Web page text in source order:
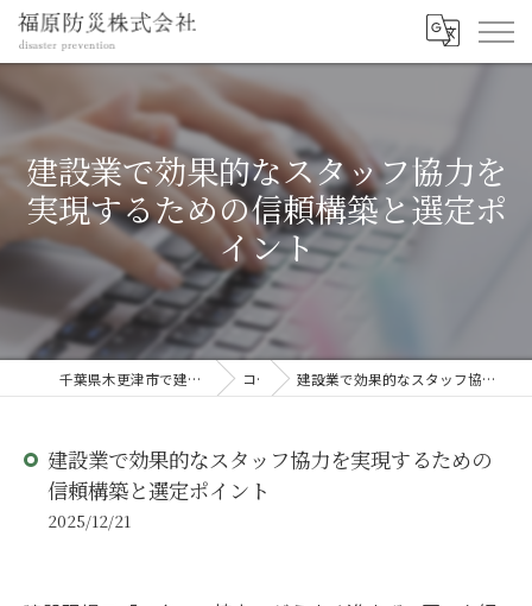
建設業で効果的なスタッフ協力を
実現するための信頼構築と選定ポ
イント
千葉県木更津市で建設の求人なら福原防災株式会社 コラム 建設業で効果的なスタッフ協力を実現するための信頼構築と選定ポイント
建設業で効果的なスタッフ協力を実現するための
信頼構築と選定ポイント
2025/12/21